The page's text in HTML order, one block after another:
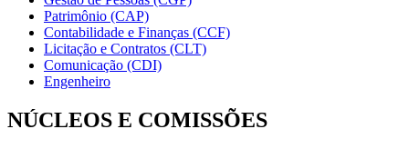
Patrimônio (CAP)
Contabilidade e Finanças (CCF)
Licitação e Contratos (CLT)
Comunicação (CDI)
Engenheiro
NÚCLEOS E COMISSÕES